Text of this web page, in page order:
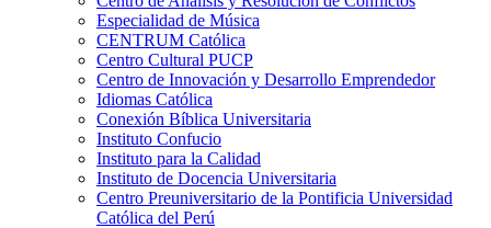
Especialidad de Música
CENTRUM Católica
Centro Cultural PUCP
Centro de Innovación y Desarrollo Emprendedor
Idiomas Católica
Conexión Bíblica Universitaria
Instituto Confucio
Instituto para la Calidad
Instituto de Docencia Universitaria
Centro Preuniversitario de la Pontificia Universidad
Católica del Perú